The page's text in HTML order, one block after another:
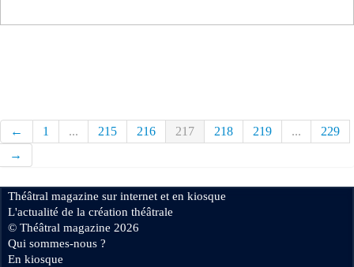
← 1 ... 215 216 217 218 219 ...
229
→
Théâtral magazine sur internet et en kiosque
L'actualité de la création théâtrale
© Théâtral magazine 2026
Qui sommes-nous ?
En kiosque